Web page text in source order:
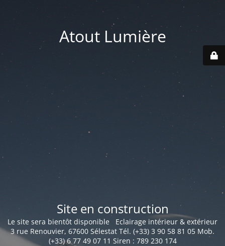
Atout Lumière
Site en construction
Le site sera bientôt disponible Eclairage intérieur & extérieur
3 rue Renouvier, 67600 Sélestat Tél. (+33) 3 90 58 81 05 Mob.
(+33) 6 77 49 07 11 Siren : 789 230 174